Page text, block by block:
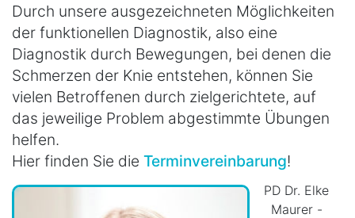
Durch unsere ausgezeichneten Möglichkeiten
der funktionellen Diagnostik, also eine
Diagnostik durch Bewegungen, bei denen die
Schmerzen der Knie entstehen, können Sie
vielen Betroffenen durch zielgerichtete, auf
das jeweilige Problem abgestimmte Übungen
helfen.
Hier finden Sie die Terminvereinbarung!
PD Dr. Elke
Maurer -